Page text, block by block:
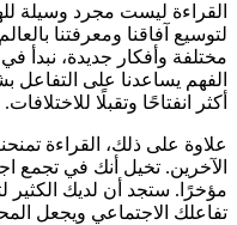
القراءة ليست مجرد وسيلة
لتوسيع آفاقنا ومعرفتنا
مختلفة وأفكار جديدة، نبدأ
الفهم يساعدنا على
أكثر انفتاحًا وتقبلًا للاختلافات.
علاوة على ذلك، القراءة
الآخرين. تخيل أنك في تجمع
مؤخرًا. ستجد أن لديك الكثير
تفاعلك الاجتماعي ويجعل